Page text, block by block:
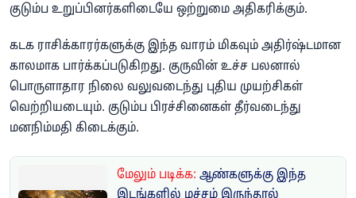
குடும்ப உறுப்பினர்களிடையே ஒற்றுமை அதிகரிக்கும்.
கடக ராசிக்காரர்களுக்கு இந்த வாரம் மிகவும் அதிர்ஷ்டமான
காலமாக பார்க்கப்படுகிறது. குருவின் உச்ச பலனால்
பொருளாதார நிலை வலுவடைந்து புதிய முயற்சிகள்
வெற்றியடையும். குடும்ப பிரச்சினைகள் தீர்வடைந்து
மனநிம்மதி கிடைக்கும்.
மேலும் படிக்க: ஆண்களுக்கு இந்த